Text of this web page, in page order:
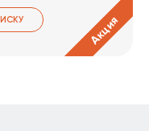
Акция